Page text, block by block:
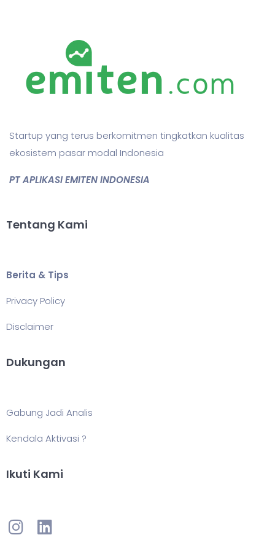
Startup yang terus berkomitmen tingkatkan kualitas
ekosistem pasar modal Indonesia
PT APLIKASI EMITEN INDONESIA
Tentang Kami
Berita & Tips
Privacy Policy
Disclaimer
Dukungan
Gabung Jadi Analis
Kendala Aktivasi ?
Ikuti Kami